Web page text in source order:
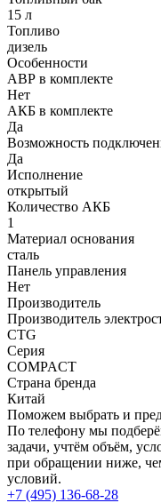
15 л
Топливо
дизель
Особенности
АВР в комплекте
Нет
АКБ в комплекте
Да
Возможность
Да
Исполнение
открытый
Количество АКБ
1
Материал основания
сталь
Панель управления
Нет
Производитель
Производитель
CTG
Серия
COMPACT
Страна бренда
Китай
Поможем выбрать и
По телефону мы
задачи, учтём объём,
при обращении ниже,
условий.
+7 (495) 136-68-28